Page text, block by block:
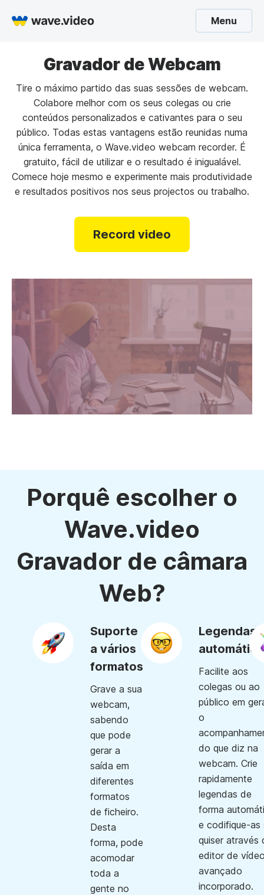
Menu
Gravador de Webcam
Tire o máximo partido das suas sessões de webcam.
Colabore melhor com os seus colegas ou crie
conteúdos personalizados e cativantes para o seu
público. Todas estas vantagens estão reunidas numa
única ferramenta, o Wave.video webcam recorder. É
gratuito, fácil de utilizar e o resultado é inigualável.
Comece hoje mesmo e experimente mais produtividade
e resultados positivos nos seus projectos ou trabalho.
Record video
Porquê escolher o
Wave.video
Gravador de câmara
Web?
Suporte
a vários
formatos
Grave a sua
webcam,
sabendo
que pode
gerar a
saída em
diferentes
formatos
de ficheiro.
Desta
forma, pode
acomodar
toda a
gente no
Legendas
Facilite aos
colegas ou ao
público em
o
do que diz na
webcam. Crie
rapidamente
legendas de
forma
e codifique-as
quiser através
editor de
avançado
incorporado.